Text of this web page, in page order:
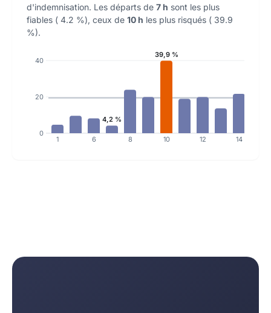
d'indemnisation. Les départs de 7 h sont les plus
fiables ( 4.2 %), ceux de 10 h les plus risqués ( 39.9
%).
0
20
40
1 6
4,2 %
8
39,9 %
10 12 14